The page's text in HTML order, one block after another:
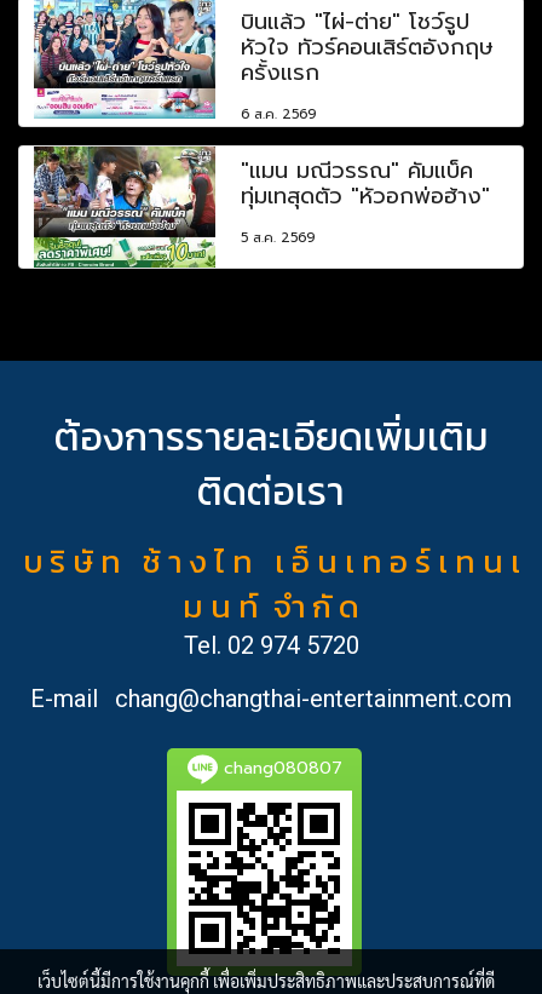
บินแล้ว "ไผ่-ต่าย" โชว์รูป
หัวใจ ทัวร์คอนเสิร์ตอังกฤษ
ครั้งแรก
6 ส.ค. 2569
"แมน มณีวรรณ" คัมแบ็ค
ทุ่มเทสุดตัว "หัวอกพ่อฮ้าง"
5 ส.ค. 2569
ต้องการรายละเอียดเพิ่มเติม
ติดต่อเรา
บ ริ ษั ท ช้ า ง ไ ท เ อ็ น เ ท อ ร์ เ ท น เ
ม น ท์ จำ กั ด
Tel. 02 974 5720
E-mail
chang@changthai-entertainment.com
chang080807
เว็บไซต์นี้มีการใช้งานคุกกี้ เพื่อเพิ่มประสิทธิภาพและประสบการณ์ที่ดี